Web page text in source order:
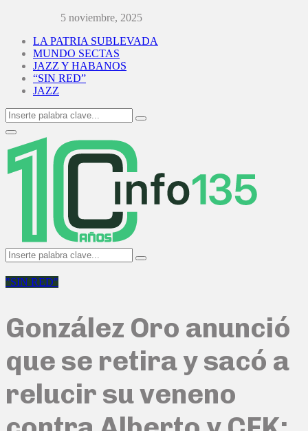
5 noviembre, 2025
LA PATRIA SUBLEVADA
MUNDO SECTAS
JAZZ Y HABANOS
“SIN RED”
JAZZ
Search
for:
Search
Primary
Menu
Search
for:
Search
"SIN RED"
González Oro anunció
que se retira y sacó a
relucir su veneno